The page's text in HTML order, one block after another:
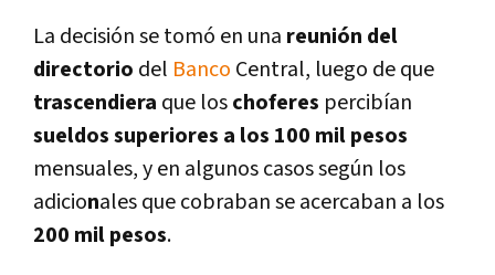
La decisión se tomó en una reunión del
directorio del Banco Central, luego de que
trascendiera que loschoferes percibí­an
sueldos superiores a los 100 mil pesos
mensuales, y en algunos casos según los
adicionales que cobraban se acercaban a los
200 mil pesos.